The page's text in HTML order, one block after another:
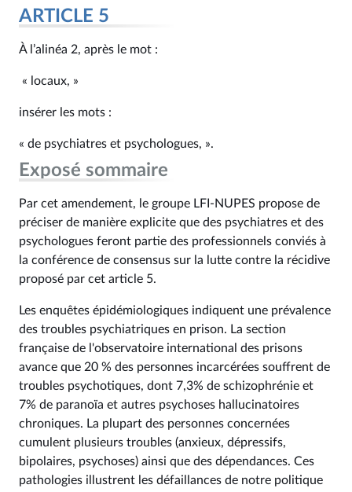
ARTICLE 5
À l’alinéa 2, après le mot :
« locaux, »
insérer les mots :
« de psychiatres et psychologues, ».
Exposé sommaire
Par cet amendement, le groupe LFI-NUPES propose de
préciser de manière explicite que des psychiatres et des
psychologues feront partie des professionnels conviés à
la conférence de consensus sur la lutte contre la récidive
proposé par cet article 5.
Les enquêtes épidémiologiques indiquent une prévalence
des troubles psychiatriques en prison. La section
française de l'observatoire international des prisons
avance que 20 % des personnes incarcérées souffrent de
troubles psychotiques, dont 7,3% de schizophrénie et
7% de paranoïa et autres psychoses hallucinatoires
chroniques. La plupart des personnes concernées
cumulent plusieurs troubles (anxieux, dépressifs,
bipolaires, psychoses) ainsi que des dépendances. Ces
pathologies illustrent les défaillances de notre politique